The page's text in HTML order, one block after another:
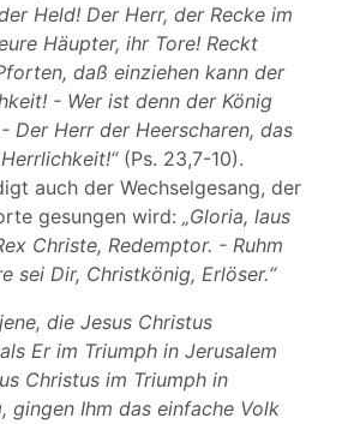
Held! Der Herr, der Recke im
Häupter, ihr Tore! Reckt
daß einziehen kann der
- Wer ist denn der König
Der Herr der Heerscharen, das
(Ps. 23,7-10).
auch der Wechselgesang, der
gesungen wird: „Gloria, laus
Christe, Redemptor. - Ruhm
sei Dir, Christkönig, Erlöser.“
die Jesus Christus
Er im Triumph in Jerusalem
Christus im Triumph in
gingen Ihm das einfache Volk